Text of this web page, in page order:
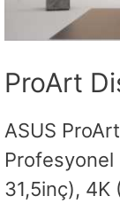
ProArt
ASUS
31,5inç),